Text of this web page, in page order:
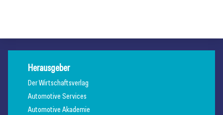
Herausgeber
Der Wirtschaftsverlag
Automotive Services
Automotive Akademie